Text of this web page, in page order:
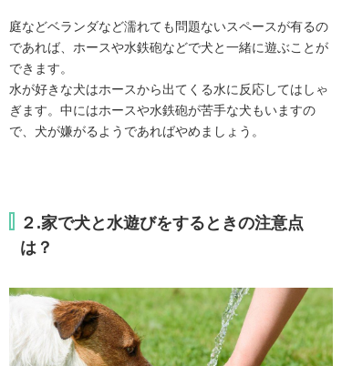
庭などベランダなど濡れても問題ないスペースが有るの
であれば、ホースや水鉄砲などで犬と一緒に遊ぶことが
できます。
水が好きな犬はホースから出てくる水に反応してはしゃ
ぎます。中にはホースや水鉄砲が苦手な犬もいますの
で、犬が嫌がるようであればやめましょう。
２.家で犬と水遊びをするときの注意点
は？